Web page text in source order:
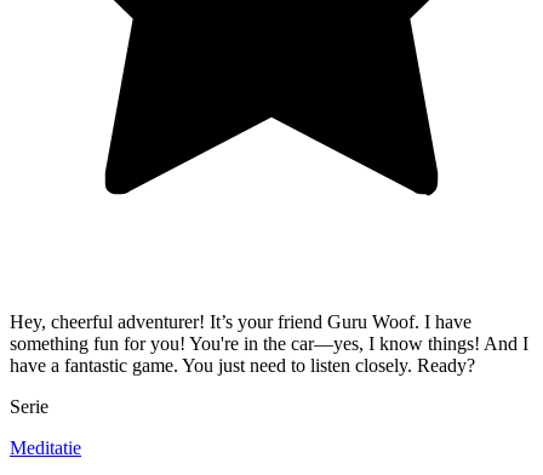
Hey, cheerful adventurer! It’s your friend Guru Woof. I have
something fun for you! You're in the car—yes, I know things! And I
have a fantastic game. You just need to listen closely. Ready?
Serie
Meditatie